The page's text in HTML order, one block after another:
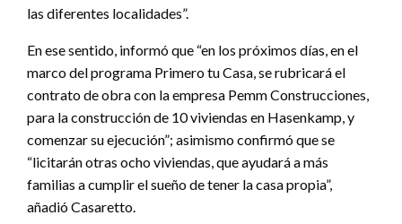
las diferentes localidades”.
En ese sentido, informó que “en los próximos días, en el
marco del programa Primero tu Casa, se rubricará el
contrato de obra con la empresa Pemm Construcciones,
para la construcción de 10 viviendas en Hasenkamp, y
comenzar su ejecución”; asimismo confirmó que se
“licitarán otras ocho viviendas, que ayudará a más
familias a cumplir el sueño de tener la casa propia”,
añadió Casaretto.